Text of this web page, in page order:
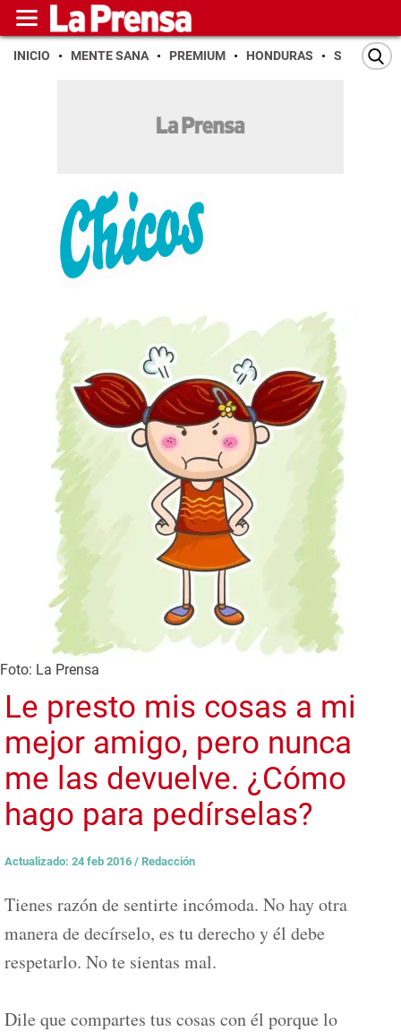
INICIO MENTE SANA PREMIUM HONDURAS SAN PEDRO
Foto: La Prensa
Le presto mis cosas a mi
mejor amigo, pero nunca
me las devuelve. ¿Cómo
hago para pedírselas?
Actualizado: 24 feb 2016 / Redacción
Tienes razón de sentirte incómoda. No hay otra
manera de decírselo, es tu derecho y él debe
respetarlo. No te sientas mal.
Dile que compartes tus cosas con él porque lo